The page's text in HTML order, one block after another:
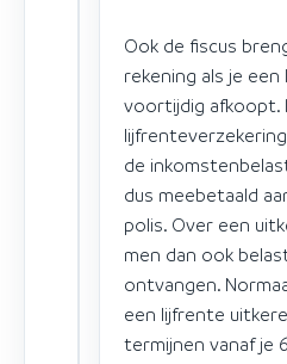
Ook de fiscus
rekening als je
voortijdig afkoopt.
de
dus meebetaald
polis. Over een
men dan ook
ontvangen.
een lijfrente
termijnen vanaf je